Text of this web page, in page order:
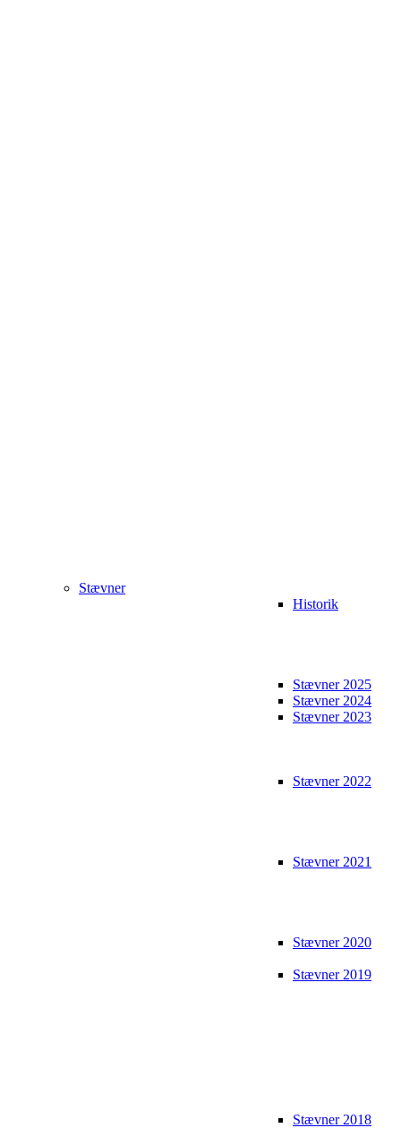
Stævner
Historik
Stævner 2025
Stævner 2024
Stævner 2023
Stævner 2022
Stævner 2021
Stævner 2020
Stævner 2019
Stævner 2018